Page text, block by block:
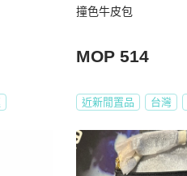
撞色牛皮包
MOP 514
近新閒置品 台灣